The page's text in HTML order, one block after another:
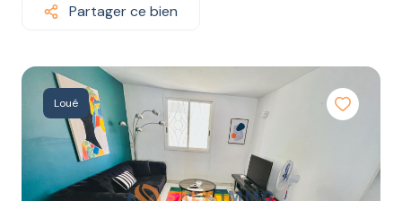
À LA
NOS BIENS
À LA
LOCATION
CONSTRUCTION
ESTIMATION
Partager ce bien
Loué